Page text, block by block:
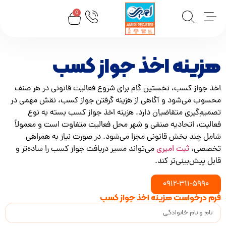
0
اخذ جواز کسب
کسب، نخستین گام برای شروع فعالیت قانونی در هر صنف
می‌شود و آگاهی از هزینه گرفتن جواز کسب، نقش مهمی در
متقاضیان دارد. هزینه اخذ جواز کسب بسته به نوع
اتحادیه صنفی و شهر محل فعالیت متفاوت است و معمولاً
چند بخش قانونی مجزا می‌شود. در صورت نیاز به همراهی
ثبت امیریمی‌تواند مسیر دریافت جواز کسب را ساده‌تر و
پیش‌بینی‌تر کند.
0912-311-
هزینه اخذ جواز کسب